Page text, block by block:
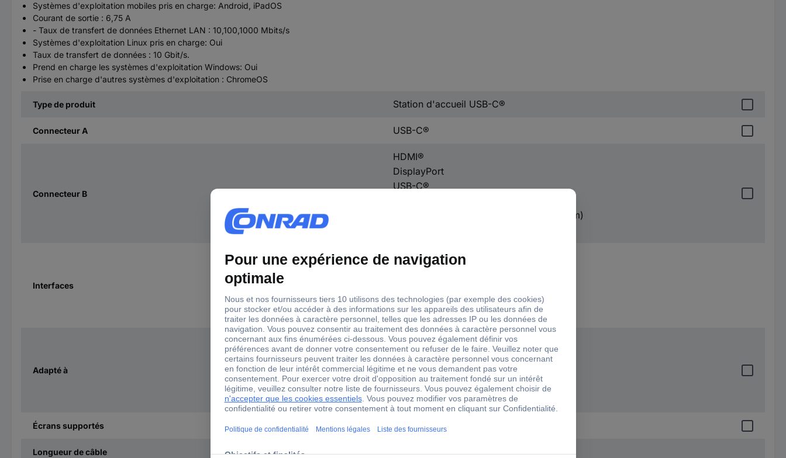
Systèmes d'exploitation mobiles pris en charge: Android, iPadOS
Courant de sortie : 6,75 A
- Taux de transfert de données Ethernet LAN : 10,100,1000 Mbits/s
Systèmes d'exploitation Linux pris en charge: Oui
Taux de transfert de données : 10 Gbit/s.
Prend en charge les systèmes d'exploitation Windows: Oui
Prise en charge d'autres systèmes d'exploitation : ChromeOS
Type de produit Station d'accueil USB-C®
Connecteur A USB-C®
Connecteur B
HDMI®
DisplayPort
USB-C®
Combi casque / microphone (jack 3,5 mm)
Interfaces
1 x HDMI
2 x DisplayPort
2 x USB 3.1
2 x USB 3.0
Adapté à
Notebook
Tablet
MacBook
iPad
Universal
Écrans supportés 3
Longueur de câble 1 m